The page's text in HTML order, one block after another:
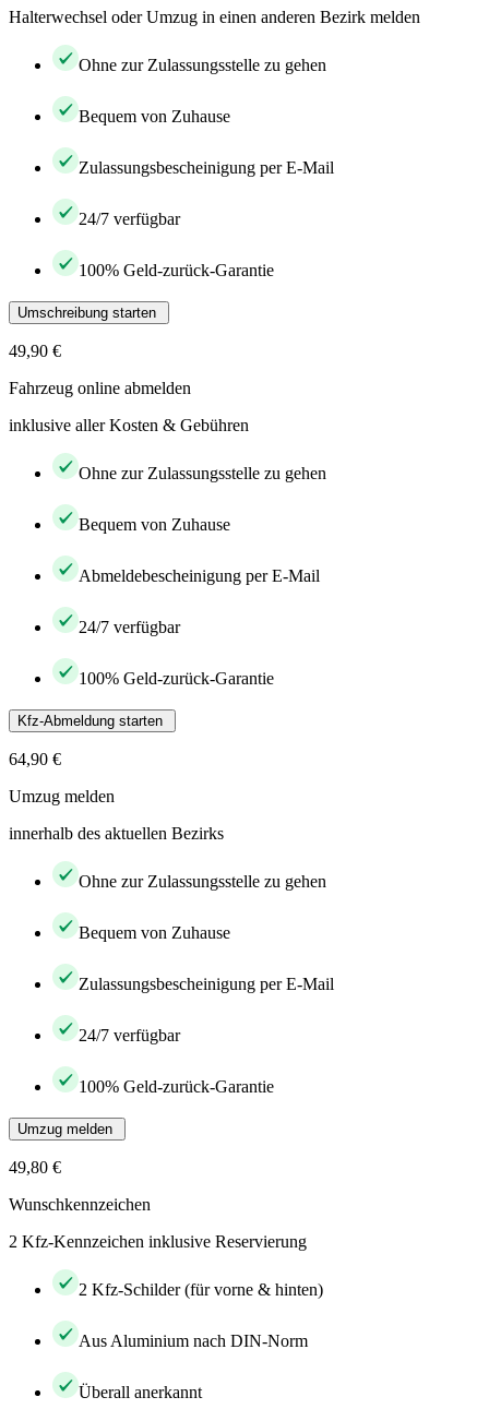
Halterwechsel oder Umzug in einen anderen Bezirk melden
Ohne zur Zulassungsstelle zu gehen
Bequem von Zuhause
Zulassungsbescheinigung per E-Mail
24/7 verfügbar
100% Geld-zurück-Garantie
Umschreibung starten
49,90 €
Fahrzeug online abmelden
inklusive aller Kosten & Gebühren
Ohne zur Zulassungsstelle zu gehen
Bequem von Zuhause
Abmeldebescheinigung per E-Mail
24/7 verfügbar
100% Geld-zurück-Garantie
Kfz-Abmeldung starten
64,90 €
Umzug melden
innerhalb des aktuellen Bezirks
Ohne zur Zulassungsstelle zu gehen
Bequem von Zuhause
Zulassungsbescheinigung per E-Mail
24/7 verfügbar
100% Geld-zurück-Garantie
Umzug melden
49,80 €
Wunschkennzeichen
2 Kfz-Kennzeichen inklusive Reservierung
2 Kfz-Schilder (für vorne & hinten)
Aus Aluminium nach DIN-Norm
Überall anerkannt